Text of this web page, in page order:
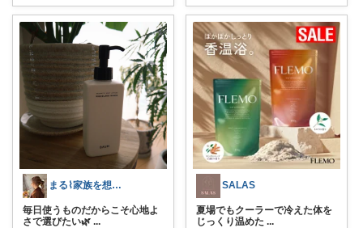
まる⌇家族を想うくらし
毎日使うものだからこそ心地よ
さで選びたい🌿 ...
SALAS
夏場でもクーラーで冷えた体を
じっくり温めた ...